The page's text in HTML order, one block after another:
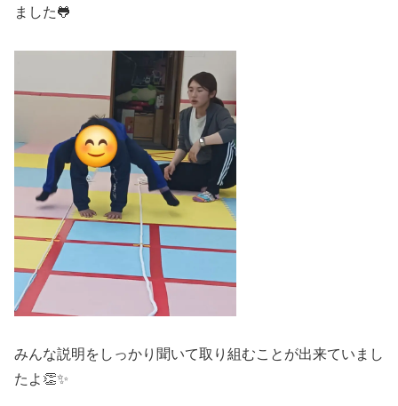
ました🐸
みんな説明をしっかり聞いて取り組むことが出来ていまし
たよ👏✨